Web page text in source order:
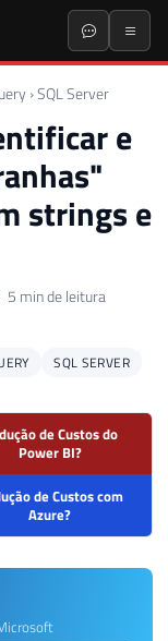
›SQL Server
e
strings e
5 min de leitura
SQL SERVER
de Custos do
Power BI?
de Custos com
Azure?